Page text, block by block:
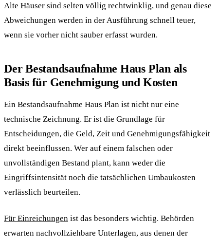
Alte Häuser sind selten völlig rechtwinklig, und genau diese
Abweichungen werden in der Ausführung schnell teuer,
wenn sie vorher nicht sauber erfasst wurden.
Der Bestandsaufnahme Haus Plan als
Basis für Genehmigung und Kosten
Ein Bestandsaufnahme Haus Plan ist nicht nur eine
technische Zeichnung. Er ist die Grundlage für
Entscheidungen, die Geld, Zeit und Genehmigungsfähigkeit
direkt beeinflussen. Wer auf einem falschen oder
unvollständigen Bestand plant, kann weder die
Eingriffsintensität noch die tatsächlichen Umbaukosten
verlässlich beurteilen.
Für Einreichungen ist das besonders wichtig. Behörden
erwarten nachvollziehbare Unterlagen, aus denen der